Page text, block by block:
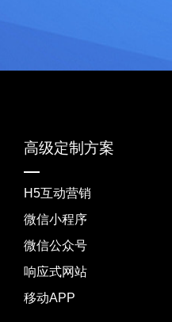
高级定制方案
H5互动营销
微信小程序
微信公众号
响应式网站
移动APP